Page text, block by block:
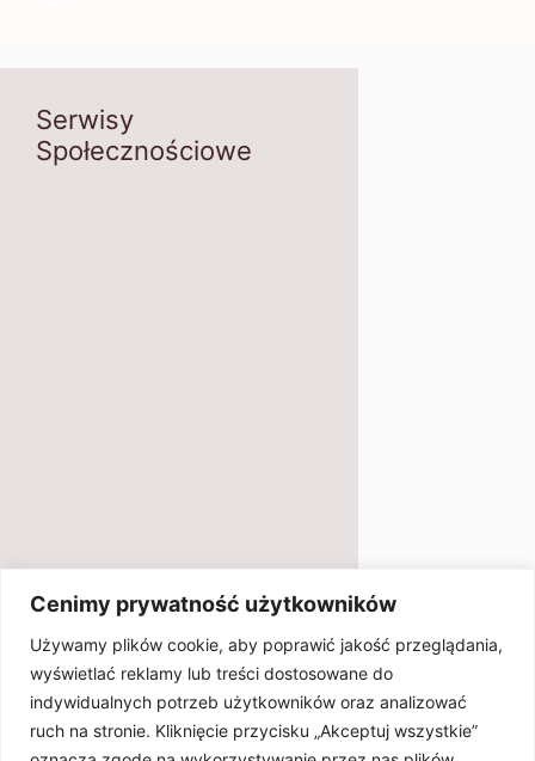
Cenimy prywatność użytkowników
Używamy plików cookie, aby poprawić jakość przeglądania,
wyświetlać reklamy lub treści dostosowane do
indywidualnych potrzeb użytkowników oraz analizować
ruch na stronie. Kliknięcie przycisku „Akceptuj wszystkie”
Serwisy
Społecznościowe